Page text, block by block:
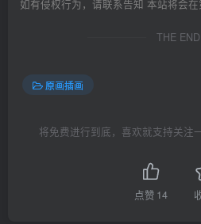
如有侵权行为，请联系告知 本站将会在
THE END
原画插画
将免费进行到底，喜欢就支持关注
点赞 14